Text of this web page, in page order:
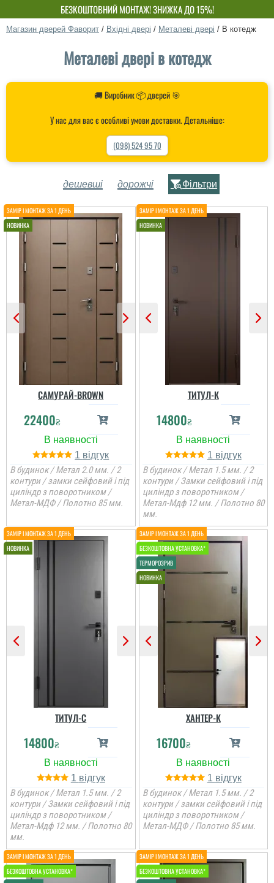
БЕЗКОШТОВНИЙ МОНТАЖ! ЗНИЖКА ДО 15%!
ВЛАСНЕ ВИРОБНИЦТВО-НЕ ПЕРЕПЛАЧУЙ!
Магазин дверей Фаворит / Вхідні двері / Металеві двері / В котедж
Металеві двері в котедж
🚚 Виробник 📦 дверей 🎯
У нас для вас є особливі умови доставки. Детальніше:
(098) 524 95 70
дешевші дорожчі Фільтри
САМУРАЙ-BROWN
22400₴
1
В будинок / Метал 2.0 мм. / 2
контури / замки сейфовий і під
циліндр з поворотником /
Метал-МДФ / Полотно 85 мм.
ТИТУЛ-К
14800₴
1
В будинок / Метал 1.5 мм. / 2
контури / Замки сейфовий і під
циліндр з поворотником /
Метал-Мдф 12 мм. / Полотно 80
мм.
ТИТУЛ-С
14800₴
1
В будинок / Метал 1.5 мм. / 2
контури / Замки сейфовий і під
циліндр з поворотником /
Метал-Мдф 12 мм. / Полотно 80
мм.
ХАНТЕР-К
16700₴
1
В будинок / Метал 1.5 мм. / 2
контури / замки сейфовий і під
циліндр з поворотником /
Метал-МДФ / Полотно 85 мм.